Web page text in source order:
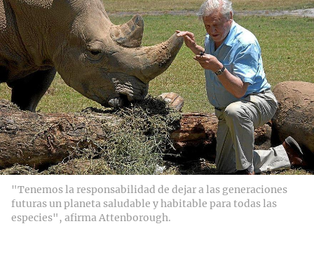
"Tenemos la responsabilidad de dejar a las generaciones
futuras un planeta saludable y habitable para todas las
especies", afirma Attenborough.